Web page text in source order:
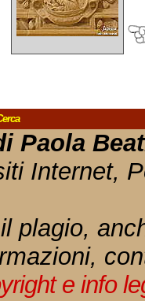
Paola
Internet,
plagio,
e info